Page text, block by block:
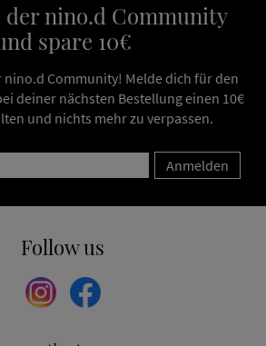
der nino.d Community
spare 10€
nino.d Community! Melde dich für den
deiner nächsten Bestellung einen 10€
und nichts mehr zu verpassen.
Anmelden
Follow us